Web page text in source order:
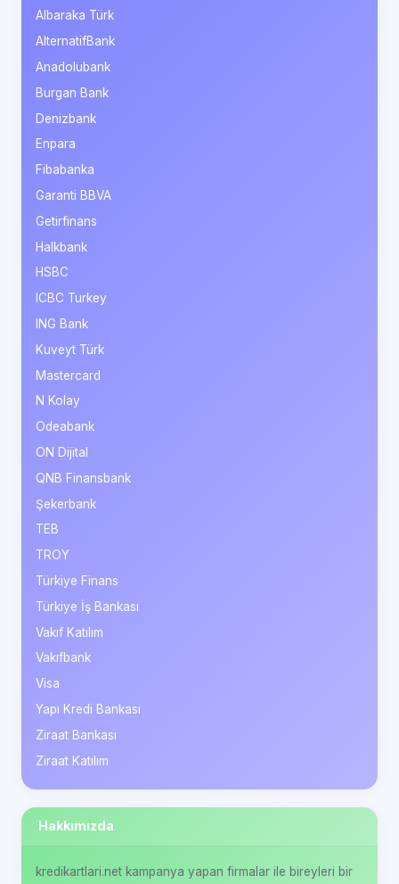
Albaraka Türk
AlternatifBank
Anadolubank
Burgan Bank
Denizbank
Enpara
Fibabanka
Garanti BBVA
Getirfinans
Halkbank
HSBC
ICBC Turkey
ING Bank
Kuveyt Türk
Mastercard
N Kolay
Odeabank
ON Dijital
QNB Finansbank
Şekerbank
TEB
TROY
Türkiye Finans
Türkiye İş Bankası
Vakıf Katılım
Vakıfbank
Visa
Yapı Kredi Bankası
Ziraat Bankası
Ziraat Katılım
Hakkımızda
kredikartlari.net kampanya yapan firmalar ile bireyleri bir